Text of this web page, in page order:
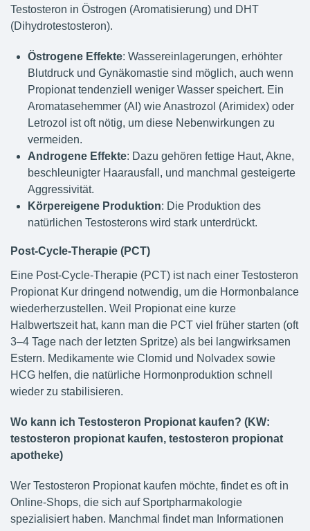
Testosteron in Östrogen (Aromatisierung) und DHT
(Dihydrotestosteron).
Östrogene Effekte: Wassereinlagerungen, erhöhter
Blutdruck und Gynäkomastie sind möglich, auch wenn
Propionat tendenziell weniger Wasser speichert. Ein
Aromatasehemmer (AI) wie Anastrozol (Arimidex) oder
Letrozol ist oft nötig, um diese Nebenwirkungen zu
vermeiden.
Androgene Effekte: Dazu gehören fettige Haut, Akne,
beschleunigter Haarausfall, und manchmal gesteigerte
Aggressivität.
Körpereigene Produktion: Die Produktion des
natürlichen Testosterons wird stark unterdrückt.
Post-Cycle-Therapie (PCT)
Eine Post-Cycle-Therapie (PCT) ist nach einer Testosteron
Propionat Kur dringend notwendig, um die Hormonbalance
wiederherzustellen. Weil Propionat eine kurze
Halbwertszeit hat, kann man die PCT viel früher starten (oft
3–4 Tage nach der letzten Spritze) als bei langwirksamen
Estern. Medikamente wie Clomid und Nolvadex sowie
HCG helfen, die natürliche Hormonproduktion schnell
wieder zu stabilisieren.
Wo kann ich Testosteron Propionat kaufen? (KW:
testosteron propionat kaufen, testosteron propionat
apotheke)
Wer Testosteron Propionat kaufen möchte, findet es oft in
Online-Shops, die sich auf Sportpharmakologie
spezialisiert haben. Manchmal findet man Informationen